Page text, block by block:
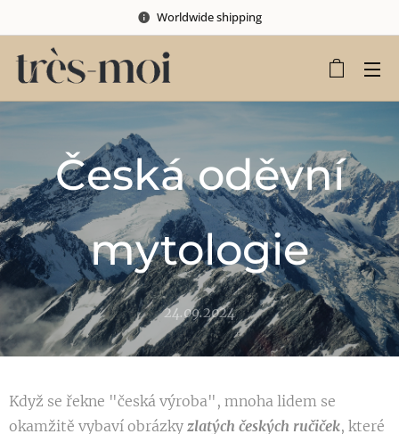
Worldwide shipping
Česká oděvní
mytologie
24.09.2024
Když se řekne "česká výroba", mnoha lidem se
okamžitě vybaví obrázky zlatých českých ručiček, které